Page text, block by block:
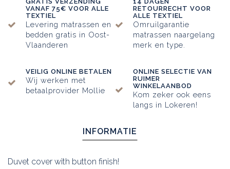
VANAF 75€ VOOR ALLE
TEXTIEL
Levering matrassen en
bedden gratis in Oost-
Vlaanderen
RETOURRECHT VOOR
ALLE TEXTIEL
Omruilgarantie
matrassen naargelang
merk en type.
VEILIG ONLINE BETALEN
Wij werken met
betaalprovider Mollie
ONLINE SELECTIE VAN
RUIMER
WINKELAANBOD
Kom zeker ook eens
langs in Lokeren!
INFORMATIE
Duvet cover with button finish!